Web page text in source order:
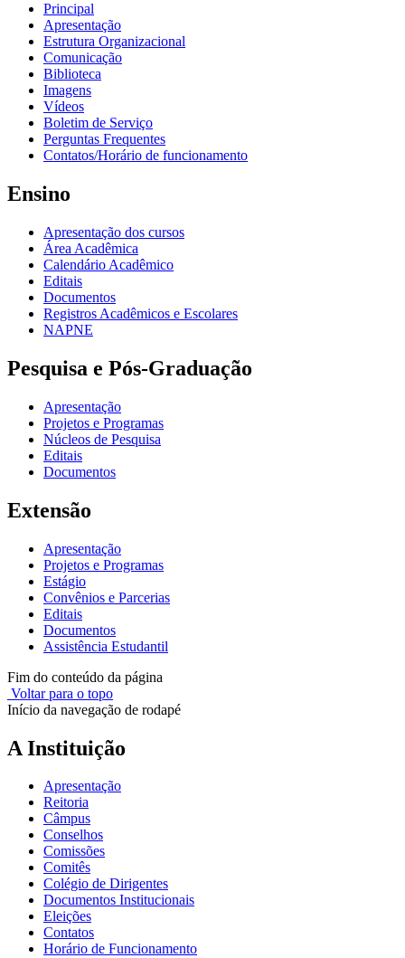
Principal
Apresentação
Estrutura Organizacional
Comunicação
Biblioteca
Imagens
Vídeos
Boletim de Serviço
Perguntas Frequentes
Contatos/Horário de funcionamento
Ensino
Apresentação dos cursos
Área Acadêmica
Calendário Acadêmico
Editais
Documentos
Registros Acadêmicos e Escolares
NAPNE
Pesquisa e Pós-Graduação
Apresentação
Projetos e Programas
Núcleos de Pesquisa
Editais
Documentos
Extensão
Apresentação
Projetos e Programas
Estágio
Convênios e Parcerias
Editais
Documentos
Assistência Estudantil
Fim do conteúdo da página
Voltar para o topo
Início da navegação de rodapé
A Instituição
Apresentação
Reitoria
Câmpus
Conselhos
Comissões
Comitês
Colégio de Dirigentes
Documentos Institucionais
Eleições
Contatos
Horário de Funcionamento